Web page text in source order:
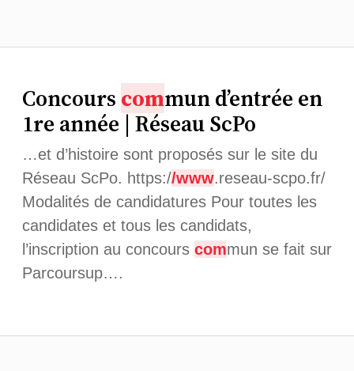
Concours commun d’entrée en
1re année | Réseau ScPo
…et d’histoire sont proposés sur le site du
Réseau ScPo. https://www.reseau-scpo.fr/
Modalités de candidatures Pour toutes les
candidates et tous les candidats,
l’inscription au concours commun se fait sur
Parcoursup….